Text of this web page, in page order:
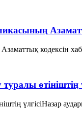
кодексін
өтініштің
үлгісіНазар